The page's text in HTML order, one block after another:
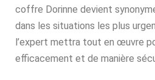
coffre Dorinne devient
dans les situations les plus
l’expert mettra tout en œuvre
efficacement et de manière